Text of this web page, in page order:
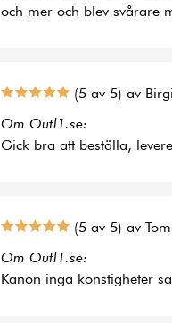
och mer och blev svårare
(5 av 5) av
Om Outl1.se:
Gick bra att beställa,
(5 av 5) av
Om Outl1.se:
Kanon inga konstigheter